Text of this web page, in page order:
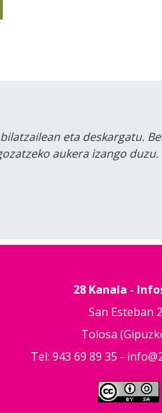
eta deskargatu.
aukera izango duzu.
28 Kanala -
San Esteban
Tolosa
Tel: 943 69 89 35 -